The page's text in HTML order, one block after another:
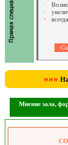
»»»
Мнение зала,